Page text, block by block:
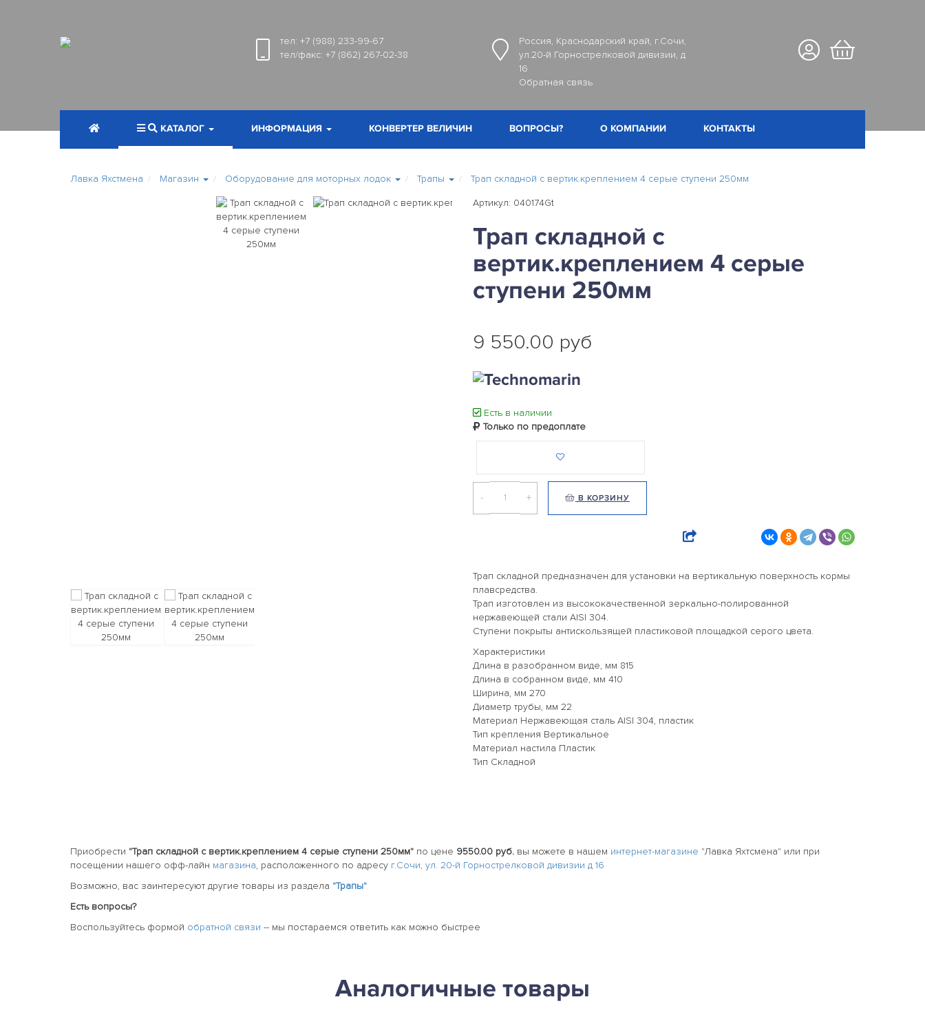
тел: +7 (988) 233-99-67
тел/факс: +7 (862) 267-02-38
Россия, Краснодарский край, г.Сочи,
ул.20-й Горнострелковой дивизии, д
16
Обратная связь
КАТАЛОГ ИНФОРМАЦИЯ КОНВЕРТЕР ВЕЛИЧИН ВОПРОСЫ? О КОМПАНИИ КОНТАКТЫ
Лавка Яхстмена Магазин Оборудование для моторных лодок Трапы Трап складной с вертик.креплением 4 серые ступени 250мм
Артикул: 040174Gt
Трап складной с
вертик.креплением 4 серые
ступени 250мм
9 550.00 руб
Есть в наличии
Только по предоплате
- + В КОРЗИНУ
Трап складной предназначен для установки на вертикальную поверхность кормы
плавсредства.
Трап изготовлен из высококачественной зеркально-полированной
нержавеющей стали AISI 304.
Ступени покрыты антискользящей пластиковой площадкой серого цвета.
Характеристики
Длина в разобранном виде, мм 815
Длина в собранном виде, мм 410
Ширина, мм 270
Диаметр трубы, мм 22
Материал Нержавеющая сталь AISI 304, пластик
Тип крепления Вертикальное
Материал настила Пластик
Тип Складной
Приобрести "Трап складной с вертик.креплением 4 серые ступени 250мм" по цене 9550.00 руб. вы можете в нашем интернет-магазине "Лавка Яхтсмена" или при
посещении нашего офф-лайн магазина, расположенного по адресу г.Сочи, ул. 20-й Горнострелковой дивизии д 16
Возможно, вас заинтересуют другие товары из раздела "Трапы"
Есть вопросы?
Воспользуйтесь формой обратной связи -- мы постараемся ответить как можно быстрее
Аналогичные товары